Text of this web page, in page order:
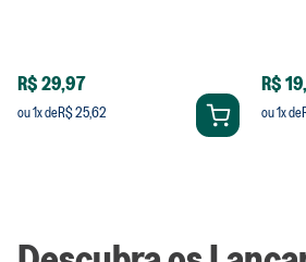
R$ 29,97
ou1x deR$ 25,62
R$
ou1x de